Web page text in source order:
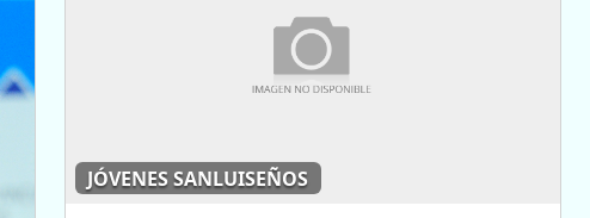
JÓVENES SANLUISEÑOS